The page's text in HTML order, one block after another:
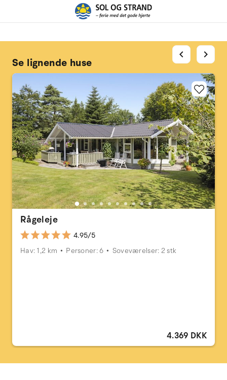
Se lignende huse
Rågeleje
4.95/5
Hav: 1,2 km
Personer: 6 Soveværelser: 2 stk
4.369 DKK
chevron_left chevron_right